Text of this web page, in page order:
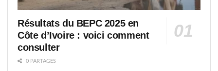
Résultats du BEPC 2025 en
Côte d’Ivoire : voici comment
consulter
0 PARTAGES